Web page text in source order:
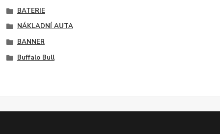
BATERIE
NÁKLADNÍ AUTA
BANNER
Buffalo Bull